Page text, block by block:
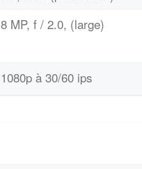
8 MP, f / 2.0, (large)
1080p à 30/60 ips